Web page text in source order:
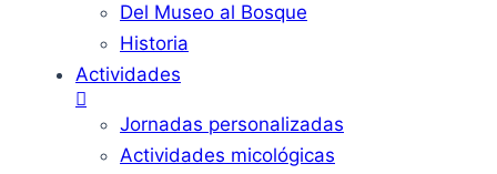
Del Museo al Bosque
Historia
Actividades
Jornadas personalizadas
Actividades micológicas